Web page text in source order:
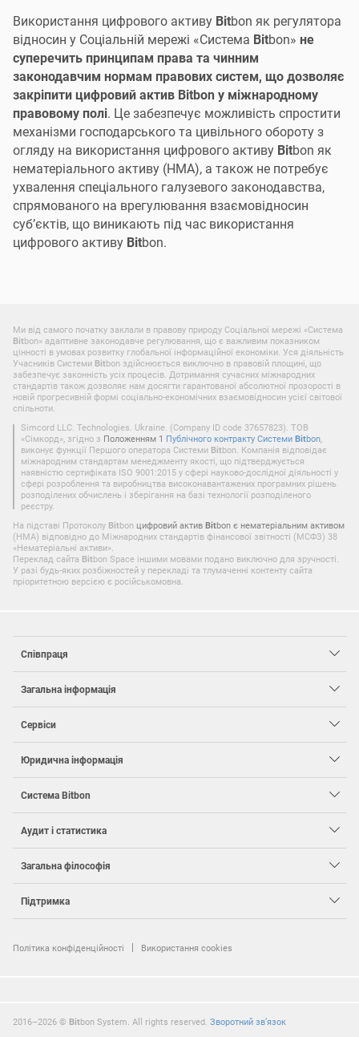
Використання цифрового активу Bitbon як регулятора
відносин у Соціальній мережі «Система Bitbon» не
суперечить принципам права та чинним
законодавчим нормам правових систем, що дозволяє
закріпити цифровий актив Bitbon у міжнародному
правовому полі. Це забезпечує можливість спростити
механізми господарського та цивільного обороту з
огляду на використання цифрового активу Bitbon як
нематеріального активу (НМА), а також не потребує
ухвалення спеціального галузевого законодавства,
спрямованого на врегулювання взаємовідносин
суб’єктів, що виникають під час використання
цифрового активу Bitbon.
Ми від самого початку заклали в правову природу Соціальної мережі «Система
Bitbon» адаптивне законодавче регулювання, що є важливим показником
цінності в умовах розвитку глобальної інформаційної економіки. Уся діяльність
Учасників Системи Bitbon здійснюється виключно в правовій площині, що
забезпечує законність усіх процесів. Дотримання сучасних міжнародних
стандартів також дозволяє нам досягти гарантованої абсолютної прозорості в
новій прогресивній формі соціально-економічних взаємовідносин усієї світової
спільноти.
Simcord LLC. Technologies. Ukraine. (Company ID code 37657823). ТОВ
«Сімкорд», згідно з Положенням 1 Публічного контракту Системи Bitbon
виконує функції Першого оператора Системи Bitbon. Компанія відповідає
міжнародним стандартам менеджменту якості, що підтверджується
наявністю сертифіката ISO 9001:2015 у сфері науково-дослідної діяльності у
сфері розроблення та виробництва високонавантажених програмних рішень
розподілених обчислень і зберігання на базі технології розподіленого
реєстру.
На підставі Протоколу Bitbon цифровий актив Bitbon є нематеріальним активом
(НМА) відповідно до Міжнародних стандартів фінансової звітності (МСФЗ) 38
«Нематеріальні активи».
Переклад сайта Bitbon Space іншими мовами подано виключно для зручності.
У разі будь-яких розбіжностей у перекладі та тлумаченні контенту сайта
пріоритетною версією є російськомовна.
Співпраця
Загальна інформація
Сервіси
Юридична інформація
СистемаBitbon
Аудит і статистика
Загальна філософія
Підтримка
Політика конфіденційності Використання cookies
2016–2026 © Bitbon System. All rights reserved. Зворотний зв’язок